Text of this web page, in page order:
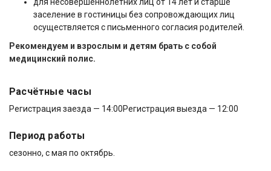
для несовершеннолетних лиц от 14 лет и старше
заселение в гостиницы без сопровождающих лиц
осуществляется с письменного согласия родителей.
Рекомендуем и взрослым и детям брать с собой
медицинский полис.
Расчётные часы
Регистрация заезда — 14:00Регистрация выезда — 12:00
Период работы
сезонно, с мая по октябрь.